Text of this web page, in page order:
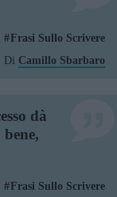
Frasi Sullo Scrivere
Di Camillo Sbarbaro
dà
Frasi Sullo Scrivere